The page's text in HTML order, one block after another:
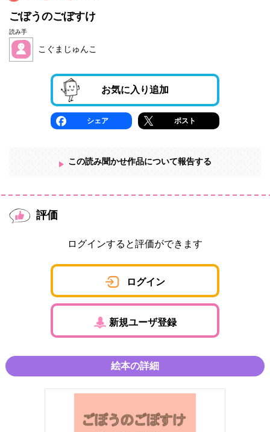
ごぼうのごぼすけ
読み手
こぐまじゅんこ
お気に入り追加
シェア ポスト
この読み聞かせ作品について報告する
評価
ログインすると評価ができます
ログイン
新規ユーザ登録
絵本の詳細